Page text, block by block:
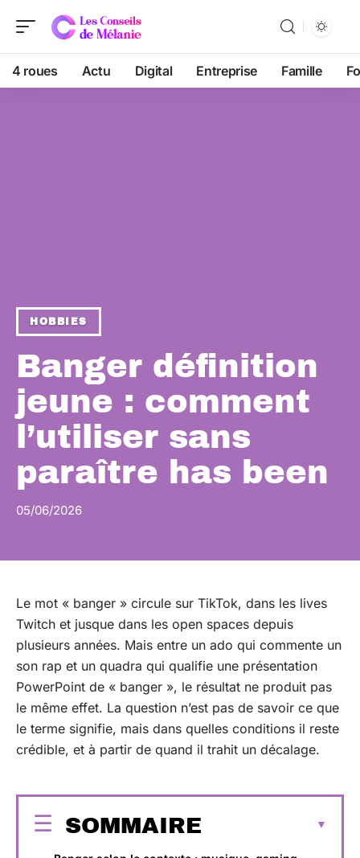
4 roues Actu Digital Entreprise Famille
HOBBIES
Banger définition
jeune : comment
l’utiliser sans
paraître has been
05/06/2026
Le mot « banger » circule sur TikTok, dans les lives
Twitch et jusque dans les open spaces depuis
plusieurs années. Mais entre un ado qui commente un
son rap et un quadra qui qualifie une présentation
PowerPoint de « banger », le résultat ne produit pas
le même effet. La question n’est pas de savoir ce que
le terme signifie, mais dans quelles conditions il reste
crédible, et à partir de quand il trahit un décalage.
SOMMAIRE